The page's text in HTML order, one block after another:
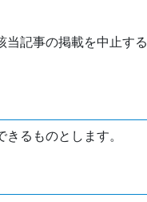
当記事の掲載を中止する
るものとします。